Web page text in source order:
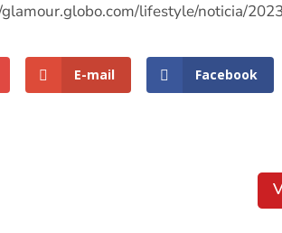
lifestyle/noticia/
E-mail Facebook